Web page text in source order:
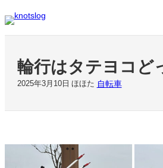
容
輪行はタテヨコど
2025年3月10日 ほほた 自転車